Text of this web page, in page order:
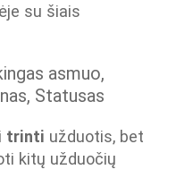
su šiais
asmuo,
Statusas
trinti užduotis, bet
kitų užduočių